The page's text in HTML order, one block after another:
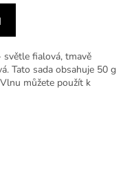
světle fialová, tmavě
Tato sada obsahuje 50 g
můžete použít k